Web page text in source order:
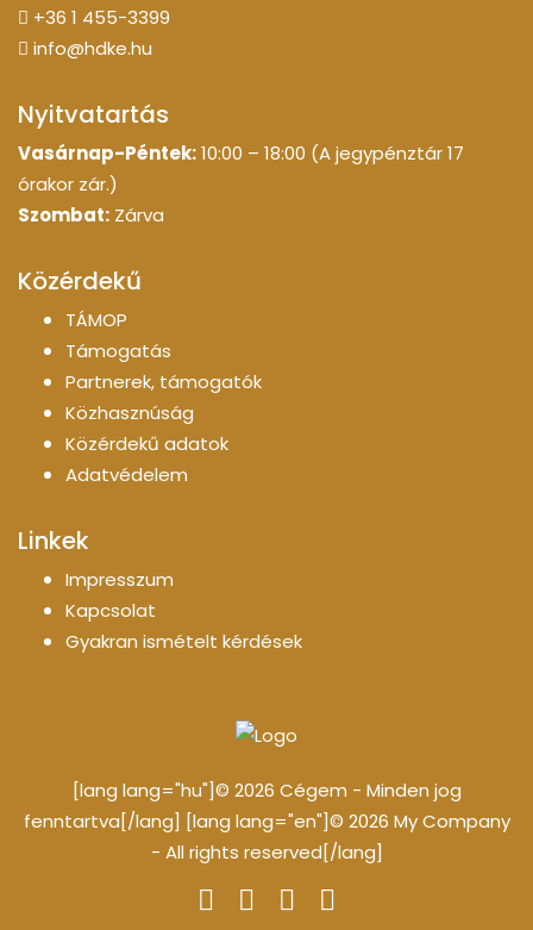
+36 1 455-3399
info@hdke.hu
Nyitvatartás
Vasárnap-Péntek:10:00 – 18:00 (A jegypénztár 17
órakor zár.)
Szombat: Zárva
Közérdekű
TÁMOP
Támogatás
Partnerek, támogatók
Közhasznúság
Közérdekű adatok
Adatvédelem
Linkek
Impresszum
Kapcsolat
Gyakran ismételt kérdések
[lang lang="hu"]© 2026 Cégem - Minden jog
fenntartva[/lang] [lang lang="en"]© 2026 My Company
- All rights reserved[/lang]